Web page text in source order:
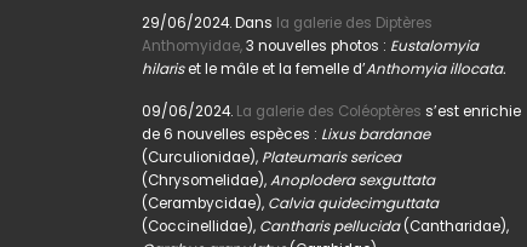
29/06/2024. Dans la galerie des Diptères
Anthomyidae,3 nouvelles photos : Eustalomyia
hilariset le mâle et la femelle d’Anthomyia illocata.
09/06/2024. La galerie des Coléoptères s’est enrichie
de 6 nouvelles espèces : Lixus bardanae
(Curculionidae), Plateumaris sericea
(Chrysomelidae),Anoplodera sexguttata
(Cerambycidae), Calvia quidecimguttata
(Coccinellidae), Cantharis pellucida(Cantharidae),